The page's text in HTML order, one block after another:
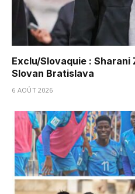
Exclu/Slovaquie :
Slovan Bratislava
6 AOÛT 2026